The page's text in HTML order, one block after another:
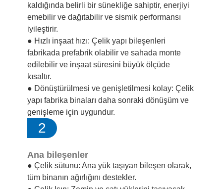
kaldığında belirli bir sünekliğe sahiptir, enerjiyi
emebilir ve dağıtabilir ve sismik performansı
iyileştirir.
● Hızlı inşaat hızı: Çelik yapı bileşenleri
fabrikada prefabrik olabilir ve sahada monte
edilebilir ve inşaat süresini büyük ölçüde
kısaltır.
● Dönüştürülmesi ve genişletilmesi kolay: Çelik
yapı fabrika binaları daha sonraki dönüşüm ve
genişleme için uygundur.
2
Ana bileşenler
● Çelik sütunu: Ana yük taşıyan bileşen olarak,
tüm binanın ağırlığını destekler.